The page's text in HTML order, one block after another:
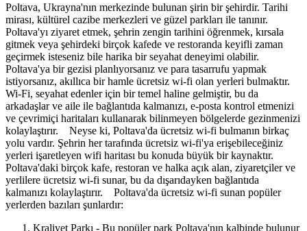
Poltava, Ukrayna'nın merkezinde bulunan şirin bir şehirdir. Tarihi
mirası, kültürel cazibe merkezleri ve güzel parkları ile tanınır.
Poltava'yı ziyaret etmek, şehrin zengin tarihini öğrenmek, kırsala
gitmek veya şehirdeki birçok kafede ve restoranda keyifli zaman
geçirmek isteseniz bile harika bir seyahat deneyimi olabilir.
Poltava'ya bir gezisi planlıyorsanız ve para tasarrufu yapmak
istiyorsanız, akıllıca bir hamle ücretsiz wi-fi olan yerleri bulmaktır.
Wi-Fi, seyahat edenler için bir temel haline gelmiştir, bu da
arkadaşlar ve aile ile bağlantıda kalmanızı, e-posta kontrol etmenizi
ve çevrimiçi haritaları kullanarak bilinmeyen bölgelerde gezinmenizi
kolaylaştırır. Neyse ki, Poltava'da ücretsiz wi-fi bulmanın birkaç
yolu vardır. Şehrin her tarafında ücretsiz wi-fi'ya erişebileceğiniz
yerleri işaretleyen wifi haritası bu konuda büyük bir kaynaktır.
Poltava'daki birçok kafe, restoran ve halka açık alan, ziyaretçiler ve
yerlilere ücretsiz wi-fi sunar, bu da dışarıdayken bağlantıda
kalmanızı kolaylaştırır. Poltava'da ücretsiz wi-fi sunan popüler
yerlerden bazıları şunlardır:
Kraliyet Parkı - Bu popüler park Poltava'nın kalbinde bulunur